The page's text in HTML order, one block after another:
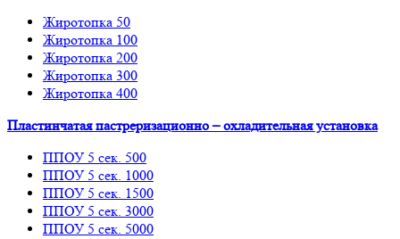
Жиротопка 50
Жиротопка 100
Жиротопка 200
Жиротопка 300
Жиротопка 400
Пластинчатая пастреризационно – охладительная установка
ППОУ 5 сек. 500
ППОУ 5 сек. 1000
ППОУ 5 сек. 1500
ППОУ 5 сек. 3000
ППОУ 5 сек. 5000